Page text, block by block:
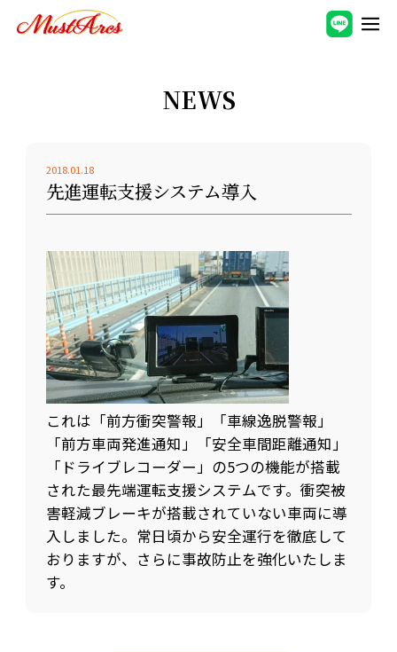
NEWS
2018.01.18
先進運転支援システム導入
これは「前方衝突警報」「車線逸脱警報」
「前方車両発進通知」「安全車間距離通知」
「ドライブレコーダー」の5つの機能が搭載
された最先端運転支援システムです。衝突被
害軽減ブレーキが搭載されていない車両に導
入しました。常日頃から安全運行を徹底して
おりますが、さらに事故防止を強化いたしま
す。